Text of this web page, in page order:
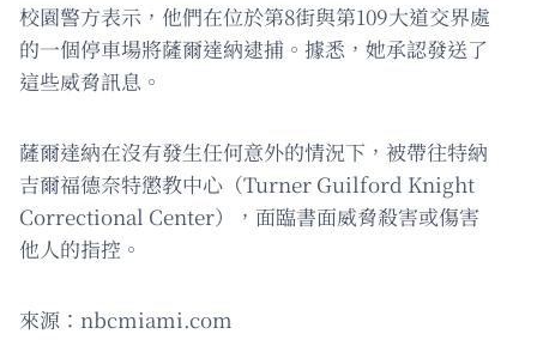
校園警方表示，他們在位於第8街與第109大道交界處
的一個停車場將薩爾達納逮捕。據悉，她承認發送了
這些威脅訊息。
薩爾達納在沒有發生任何意外的情況下，被帶往特納
吉爾福德奈特懲教中心（Turner Guilford Knight
Correctional Center），面臨書面威脅殺害或傷害
他人的指控。
來源：nbcmiami.com